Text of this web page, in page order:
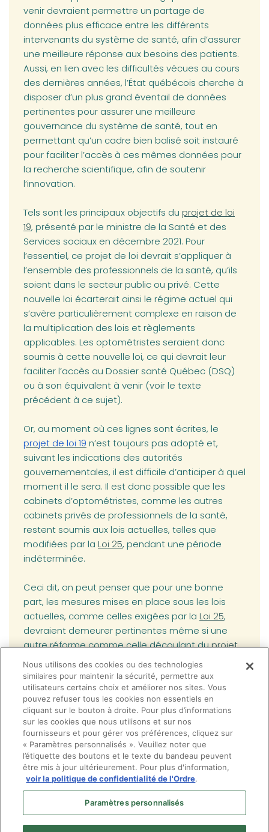
venir devraient permettre un partage de
données plus efficace entre les différents
intervenants du système de santé, afin d’assurer
une meilleure réponse aux besoins des patients.
Aussi, en lien avec les difficultés vécues au cours
des dernières années, l’État québécois cherche à
disposer d’un plus grand éventail de données
pertinentes pour assurer une meilleure
gouvernance du système de santé, tout en
permettant qu’un cadre bien balisé soit instauré
pour faciliter l’accès à ces mêmes données pour
la recherche scientifique, afin de soutenir
l’innovation.
Tels sont les principaux objectifs du (opens in a new
projet de loi
19, présenté par le ministre de la Santé et des
Services sociaux en décembre 2021. Pour
l’essentiel, ce projet de loi devrait s’appliquer à
l’ensemble des professionnels de la santé, qu’ils
soient dans le secteur public ou privé. Cette
nouvelle loi écarterait ainsi le régime actuel qui
s’avère particulièrement complexe en raison de
la multiplication des lois et règlements
applicables. Les optométristes seraient donc
soumis à cette nouvelle loi, ce qui devrait leur
faciliter l’accès au Dossier santé Québec (DSQ)
ou à son équivalent à venir (voir le texte
précédent à ce sujet).
Or, au moment où ces lignes sont écrites, le
projet de loi 19 n’est toujours pas adopté et,
suivant les indications des autorités
gouvernementales, il est difficile d’anticiper à quel
moment il le sera. Il est donc possible que les
cabinets d’optométristes, comme les autres
cabinets privés de professionnels de la santé,
restent soumis aux lois actuelles, telles que
modifiées par la (opens in a new tab)
Loi 25, pendant une période
indéterminée.
Ceci dit, on peut penser que pour une bonne
part, les mesures mises en place sous les lois
actuelles, comme celles exigées par la (opens in a
Loi 25,
devraient demeurer pertinentes même si une
autre réforme comme celle découlant du(opens in a
projet
de loi 19 intervenait éventuellement.
L’Ordre informera ses membres des
développements à venir à ce sujet.
Nous utilisons des cookies ou des technologies
similaires pour maintenir la sécurité, permettre aux
utilisateurs certains choix et améliorer nos sites. Vous
pouvez refuser tous les cookies non essentiels en
cliquant sur le bouton à droite. Pour plus d’informations
sur les cookies que nous utilisons et sur nos
fournisseurs et pour gérer vos préférences, cliquez sur
« Paramètres personnalisés ». Veuillez noter que
l’étiquette des boutons et le texte du bandeau peuvent
être mis à jour ultérieurement. Pour plus d'information,
voir la politique de confidentialité de l'Ordre.
Paramètres personnalisés